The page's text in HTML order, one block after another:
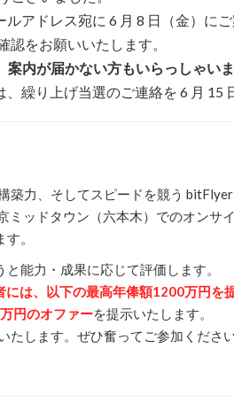
アドレス宛に 6 月 8 日（金）にご
認をお願いいたします。
内が届かない方もいらっしゃい
繰り上げ当選のご連絡を 6 月 15
力、そしてスピードを競う
ッドタウン（六本木）でのオンサ
。
能力・成果に応じて評価します。
は、以下の最高年俸額1200万円を
円のオファーを提示いたします。
たします。ぜひ奮ってご参加くださ